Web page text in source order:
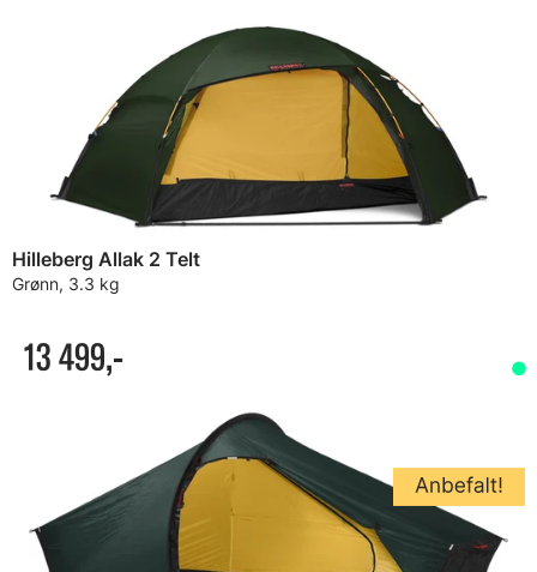
Hilleberg Allak 2 Telt
Grønn, 3.3 kg
13 499,-